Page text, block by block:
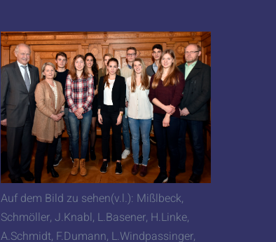
Auf dem Bild zu sehen(v.l.): Mißlbeck,
Schmöller, J.Knabl, L.Basener, H.Linke,
A.Schmidt, F.Dumann, L.Windpassinger,